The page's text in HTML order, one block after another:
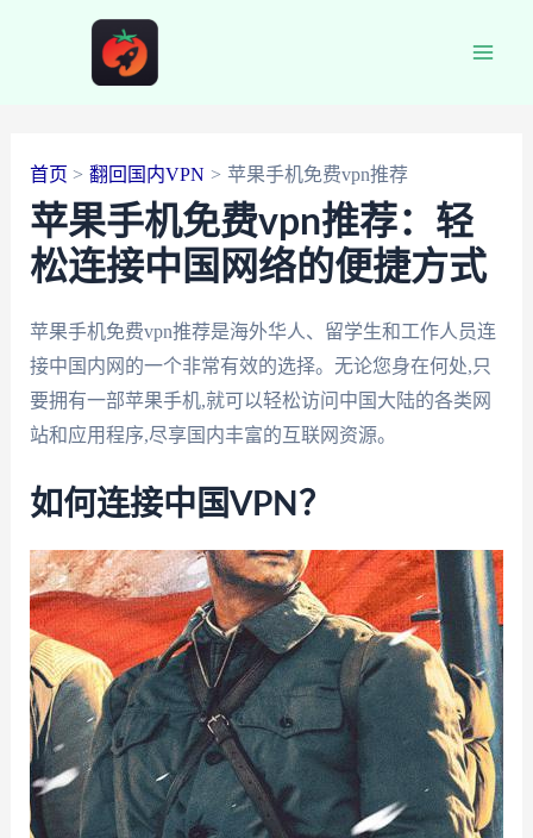
首页 翻回国内VPN 苹果手机免费vpn推荐
苹果手机免费vpn推荐：轻
松连接中国网络的便捷方式
苹果手机免费vpn推荐是海外华人、留学生和工作人员连
接中国内网的一个非常有效的选择。无论您身在何处,只
要拥有一部苹果手机,就可以轻松访问中国大陆的各类网
站和应用程序,尽享国内丰富的互联网资源。
如何连接中国VPN？